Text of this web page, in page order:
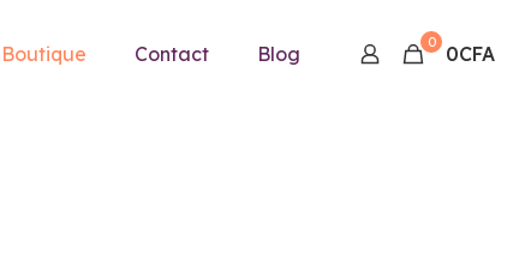
Boutique Contact Blog 0 0CFA